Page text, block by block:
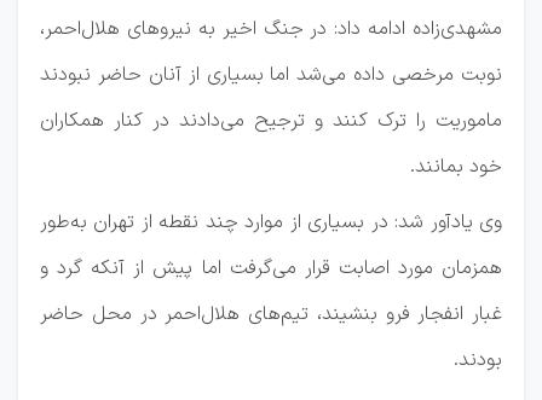
مشهدی‌زاده ادامه داد: در جنگ اخیر به نیروهای هلال‌احمر،
نوبت مرخصی داده می‌شد اما بسیاری از آنان حاضر نبودند
ماموریت را ترک کنند و ترجیح می‌دادند در کنار همکاران
خود بمانند.
وی یادآور شد: در بسیاری از موارد چند نقطه از تهران به‌طور
همزمان مورد اصابت قرار می‌گرفت اما پیش از آنکه گرد و
غبار انفجار فرو بنشیند، تیم‌های هلال‌احمر در محل حاضر
بودند.